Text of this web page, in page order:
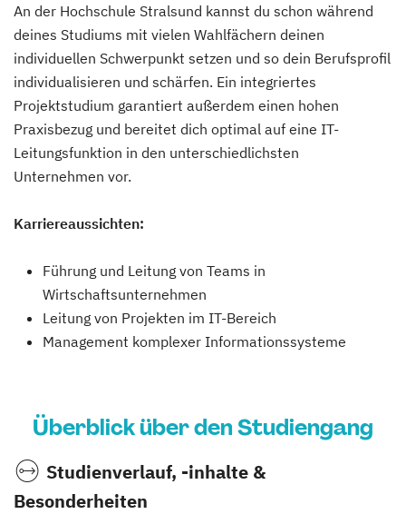
An der Hochschule Stralsund kannst du schon während
deines Studiums mit vielen Wahlfächern deinen
individuellen Schwerpunkt setzen und so dein Berufsprofil
individualisieren und schärfen. Ein integriertes
Projektstudium garantiert außerdem einen hohen
Praxisbezug und bereitet dich optimal auf eine IT-
Leitungsfunktion in den unterschiedlichsten
Unternehmen vor.
Karriereaussichten:
Führung und Leitung von Teams in
Wirtschaftsunternehmen
Leitung von Projekten im IT-Bereich
Management komplexer Informationssysteme
Überblick über den Studiengang
Studienverlauf, -inhalte &
Besonderheiten